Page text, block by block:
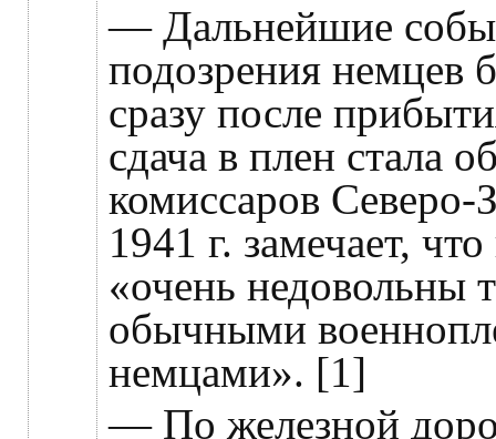
— Дальнейшие
подозрения немцев
сразу после
сдача в плен стала
комиссаров Северо-
1941 г. замечает,
«очень недовольны
обычными
немцами». [1]
— По железной